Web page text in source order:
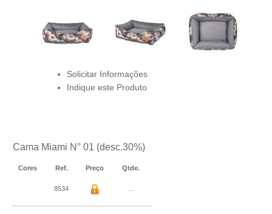
Solicitar Informações
Indique este Produto
Cama Miami N° 01 (desc.30%)
Cores Ref. Preço Qtde.
8534